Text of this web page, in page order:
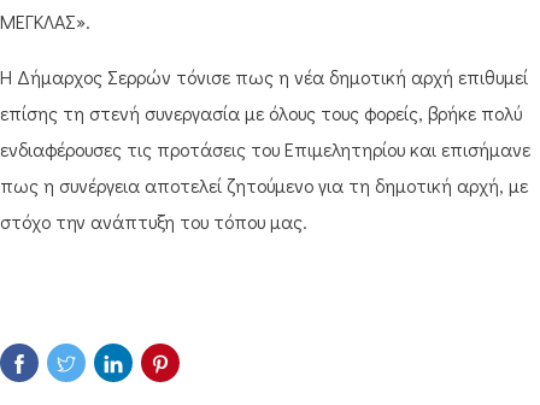
ΜΕΓΚΛΑΣ».
Η Δήμαρχος Σερρών τόνισε πως η νέα δημοτική αρχή επιθυμεί
επίσης τη στενή συνεργασία με όλους τους φορείς, βρήκε πολύ
ενδιαφέρουσες τις προτάσεις του Επιμελητηρίου και επισήμανε
πως η συνέργεια αποτελεί ζητούμενο για τη δημοτική αρχή, με
στόχο την ανάπτυξη του τόπου μας.